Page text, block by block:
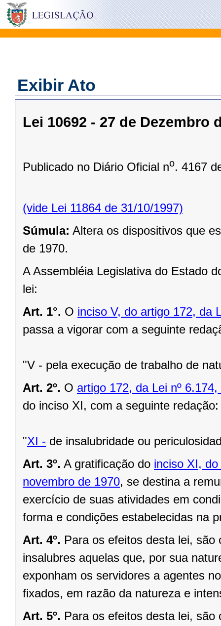
Exibir Ato
Lei 10692 - 27 de Dezembro
Publicado no Diário Oficial no. 4167
(vide Lei 11864 de 31/10/1997)
Súmula: Altera os dispositivos que
de 1970.
A Assembléia Legislativa do Estado
lei:
Art. 1°. O inciso V, do artigo 172, da
passa a vigorar com a seguinte
"V - pela execução de trabalho de
Art. 2º. O artigo 172, da Lei nº
do inciso XI, com a seguinte redação:
"XI - de insalubridade ou
Art. 3º. A gratificação do inciso XI,
novembro de 1970, se destina a
exercício de suas atividades em
forma e condições estabelecidas na
Art. 4º. Para os efeitos desta lei, são
insalubres aquelas que, por sua
exponham os servidores a agentes
fixados, em razão da natureza e
Art. 5º. Para os efeitos desta lei, são